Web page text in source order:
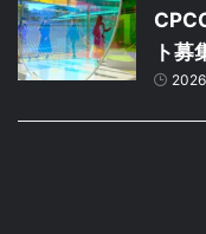
ト募